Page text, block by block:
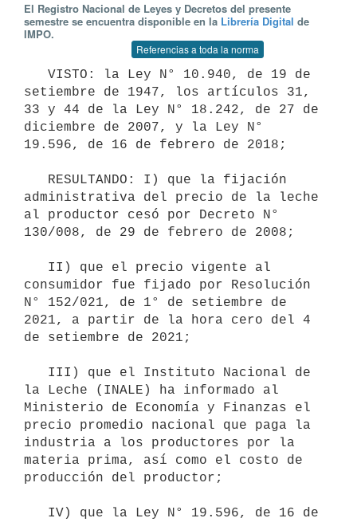
El Registro Nacional de Leyes y Decretos del presente
semestre se encuentra disponible en la Librería Digital de
IMPO.
Referencias a toda la norma
setiembre de 1947, los artículos 31,
33 y 44 de la Ley N° 18.242, de 27 de
diciembre de 2007, y la Ley N°
19.596, de 16 de febrero de 2018;
administrativa del precio de la leche
al productor cesó por Decreto N°
130/008, de 29 de febrero de 2008;
consumidor fue fijado por Resolución
N° 152/021, de 1° de setiembre de
2021, a partir de la hora cero del 4
de setiembre de 2021;
la Leche (INALE) ha informado al
Ministerio de Economía y Finanzas el
precio promedio nacional que paga la
industria a los productores por la
materia prima, así como el costo de
producción del productor;